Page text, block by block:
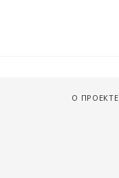
О ПРОЕКТЕ